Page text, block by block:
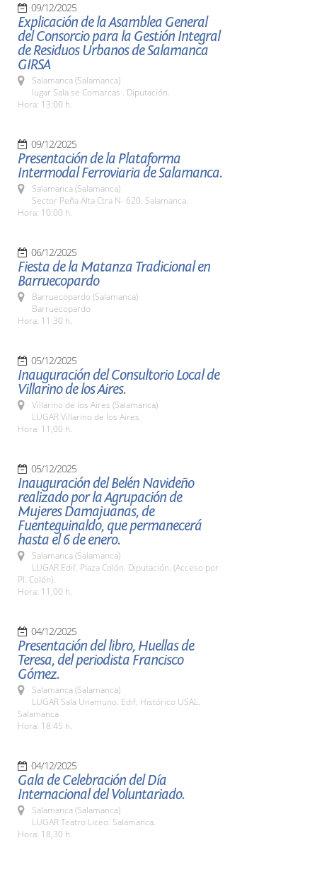
09/12/2025
Explicación de la Asamblea General
del Consorcio para la Gestión Integral
de Residuos Urbanos de Salamanca
GIRSA
Salamanca (Salamanca)
lugar Sala se Comarcas . Diputación.
Hora: 13:00 h.
09/12/2025
Presentación de la Plataforma
Intermodal Ferroviaria de Salamanca.
Salamanca (Salamanca)
Sector Peña Alta Ctra N- 620. Salamanca.
Hora: 10:00 h.
06/12/2025
Fiesta de la Matanza Tradicional en
Barruecopardo
Barruecopardo (Salamanca)
Barruecopardo
Hora: 11:30 h.
05/12/2025
Inauguración del Consultorio Local de
Villarino de los Aires.
Villarino de los Aires (Salamanca)
LUGAR Villarino de los Aires
Hora: 11,00 h.
05/12/2025
Inauguración del Belén Navideño
realizado por la Agrupación de
Mujeres Damajuanas, de
Fuenteguinaldo, que permanecerá
hasta el 6 de enero.
Salamanca (Salamanca)
LUGAR Edif. Plaza Colón. Diputación. (Acceso por
Pl. Colón).
Hora: 11,00 h.
04/12/2025
Presentación del libro, Huellas de
Teresa, del periodista Francisco
Gómez.
Salamanca (Salamanca)
LUGAR Sala Unamuno. Edif. Histórico USAL.
Salamanca
Hora: 18:45 h.
04/12/2025
Gala de Celebración del Día
Internacional del Voluntariado.
Salamanca (Salamanca)
LUGAR Teatro Liceo. Salamanca.
Hora: 18,30 h.